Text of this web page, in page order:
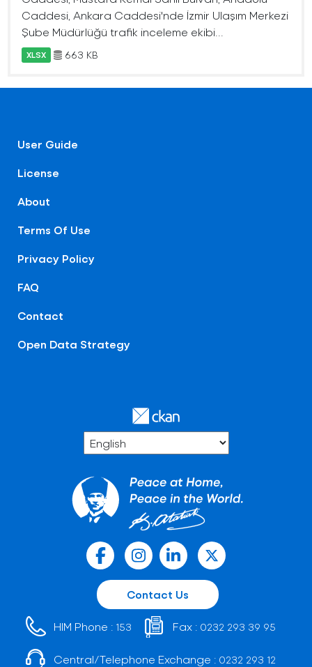
Caddesi, Ankara Caddesi'nde İzmir Ulaşım Merkezi
Şube Müdürlüğü trafik inceleme ekibi...
XLSX 663 KB
User Guide
License
About
Terms Of Use
Privacy Policy
FAQ
Contact
Open Data Strategy
Contact Us
HIM Phone : 153 Fax : 0232 293 39 95
Central/Telephone Exchange : 0232 293 12